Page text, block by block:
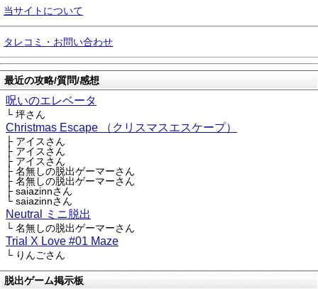
当サイトについて
タレコミ・お問い合わせ
最近の攻略/質問/感想
呪いのエレベータ
└ 坪さん
Christmas Escape （クリスマスエスケープ）
├ アイスさん
├ アイスさん
├ アイスさん
├ 名無しの脱出ゲーマーさん
├ 名無しの脱出ゲーマーさん
├ saiazinnさん
└ saiazinnさん
Neutral ミニ脱出
└ 名無しの脱出ゲーマーさん
Trial X Love #01 Maze
└ りんごさん
脱出ゲーム掲示板